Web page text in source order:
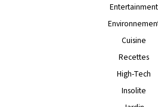
Entertainment
Cuisine
Recettes
High-Tech
Insolite